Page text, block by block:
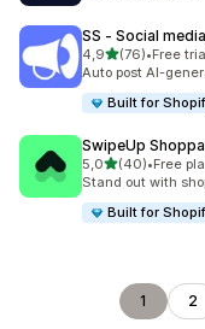
SS ‑ Social
4,9z 5 hvězd
(76)
Celkový počet
•Free
Auto post AI-
Built for
SwipeUp
5,0z 5 hvězd
(40)
Celkový počet
•Free
Stand out with
Built for
1 2